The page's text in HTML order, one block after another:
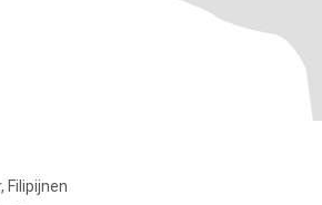
Filipijnen